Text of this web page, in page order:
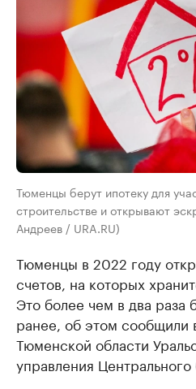
Тюменцы берут ипотеку для
строительстве и открывают
Андреев / URA.RU)
Тюменцы в 2022 году
счетов, на которых
Это более чем в два раза
ранее, об этом сообщили
Тюменской области
управления Центрального